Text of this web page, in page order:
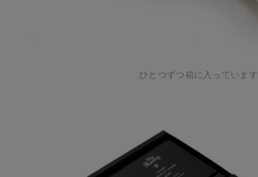
ひとつずつ箱に入っています